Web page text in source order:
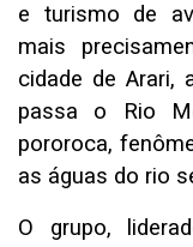
e turismo de
mais
cidade de Arari,
passa o Rio
pororoca,
as águas do rio
O grupo,